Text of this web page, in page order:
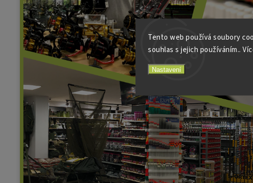
Tento web používá soubory
souhlas s jejich používáním..
Nastavení